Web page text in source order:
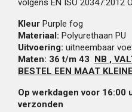
volgens EN ISO 20347:2012
Kleur Purple fog
Materiaal: Polyurethaan PU
Uitvoering: uitneembaar
Maten: 36 t/m 43 NB ,
BESTEL EEN MAAT
Op werkdagen voor 16:00
verzonden